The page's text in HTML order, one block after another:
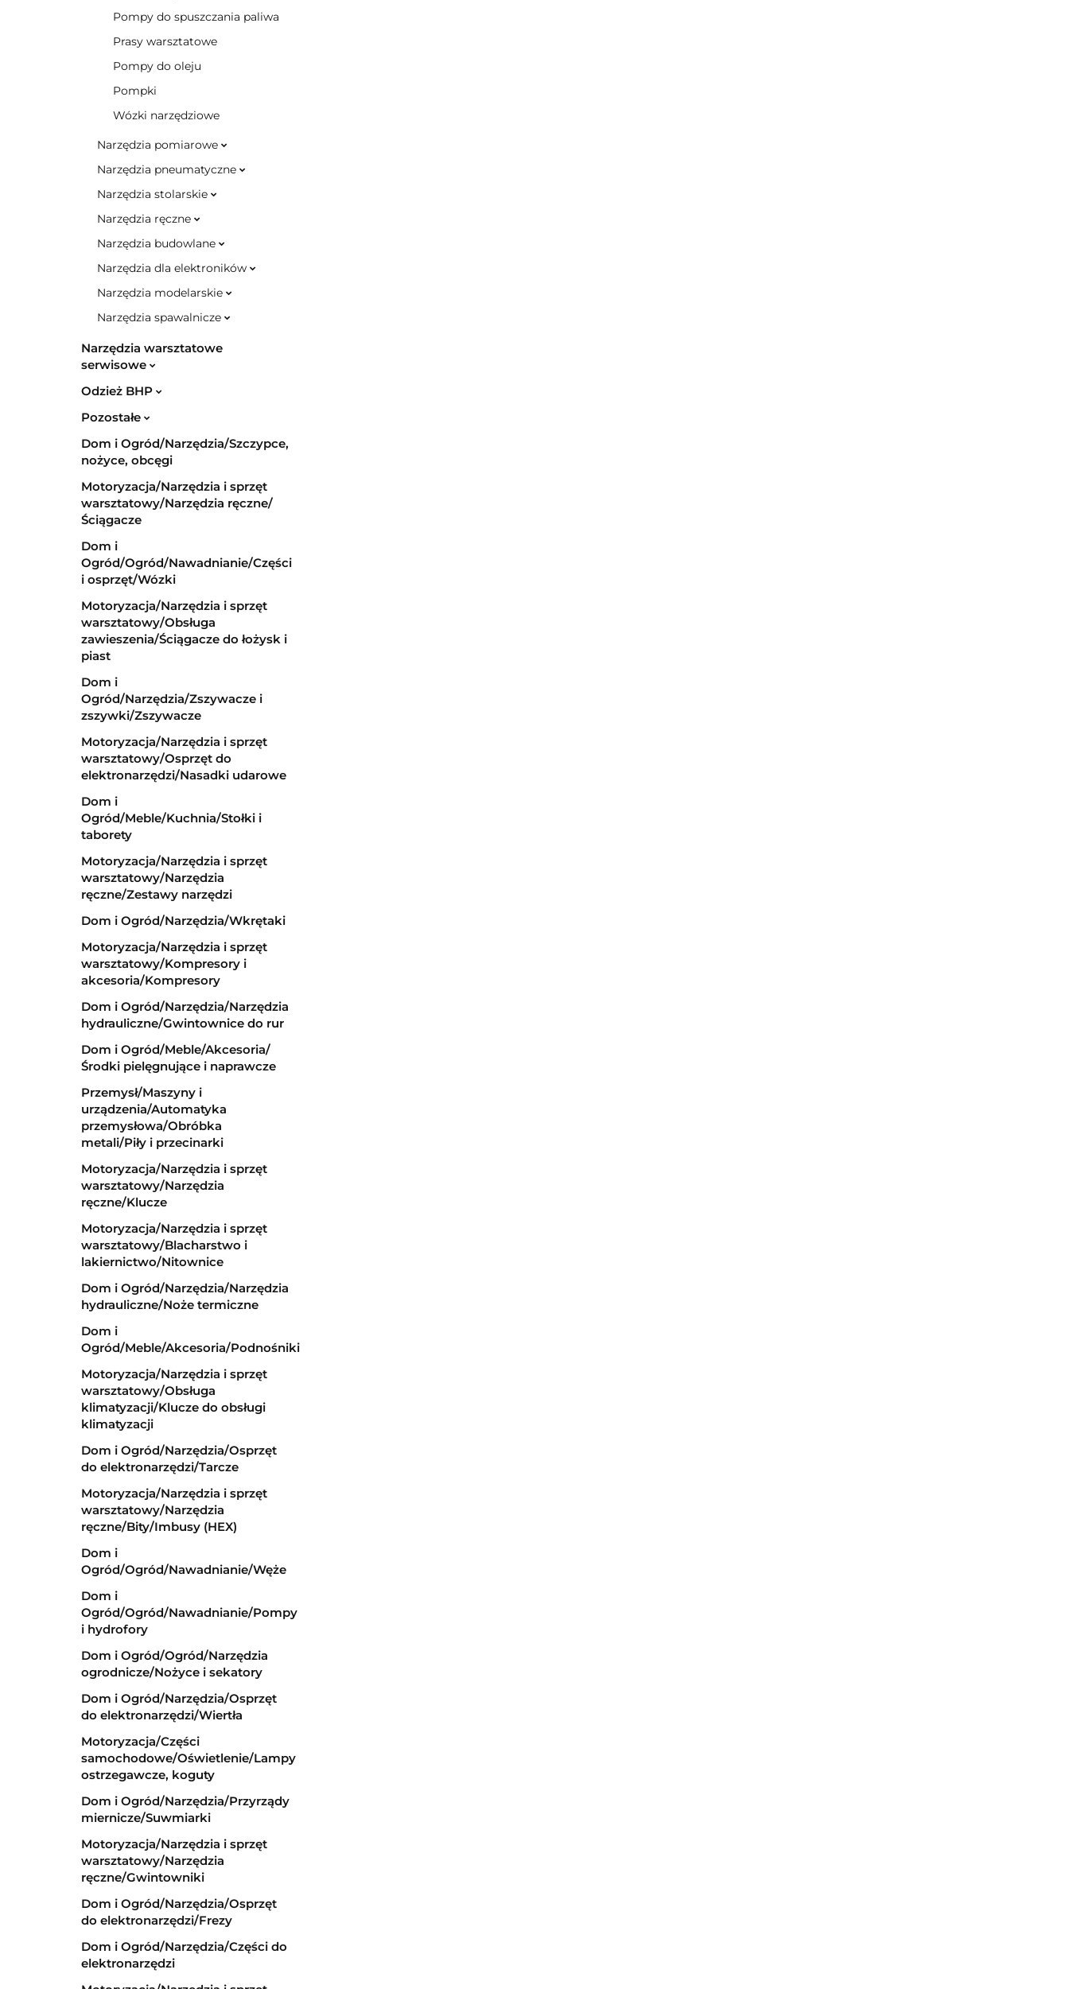
Pompy do spuszczania paliwa
Prasy warsztatowe
Pompy do oleju
Pompki
Wózki narzędziowe
Narzędzia pomiarowe
Narzędzia pneumatyczne
Narzędzia stolarskie
Narzędzia ręczne
Narzędzia budowlane
Narzędzia dla elektroników
Narzędzia modelarskie
Narzędzia spawalnicze
Narzędzia warsztatowe
serwisowe
Odzież BHP
Pozostałe
Dom i Ogród/Narzędzia/Szczypce,
nożyce, obcęgi
Motoryzacja/Narzędzia i sprzęt
warsztatowy/Narzędzia ręczne/
Ściągacze
Dom i
Ogród/Ogród/Nawadnianie/Części
i osprzęt/Wózki
Motoryzacja/Narzędzia i sprzęt
warsztatowy/Obsługa
zawieszenia/Ściągacze do łożysk i
piast
Dom i
Ogród/Narzędzia/Zszywacze i
zszywki/Zszywacze
Motoryzacja/Narzędzia i sprzęt
warsztatowy/Osprzęt do
elektronarzędzi/Nasadki udarowe
Dom i
Ogród/Meble/Kuchnia/Stołki i
taborety
Motoryzacja/Narzędzia i sprzęt
warsztatowy/Narzędzia
ręczne/Zestawy narzędzi
Dom i Ogród/Narzędzia/Wkrętaki
Motoryzacja/Narzędzia i sprzęt
warsztatowy/Kompresory i
akcesoria/Kompresory
Dom i Ogród/Narzędzia/Narzędzia
hydrauliczne/Gwintownice do rur
Dom i Ogród/Meble/Akcesoria/
Środki pielęgnujące i naprawcze
Przemysł/Maszyny i
urządzenia/Automatyka
przemysłowa/Obróbka
metali/Piły i przecinarki
Motoryzacja/Narzędzia i sprzęt
warsztatowy/Narzędzia
ręczne/Klucze
Motoryzacja/Narzędzia i sprzęt
warsztatowy/Blacharstwo i
lakiernictwo/Nitownice
Dom i Ogród/Narzędzia/Narzędzia
hydrauliczne/Noże termiczne
Dom i
Ogród/Meble/Akcesoria/Podnośniki
Motoryzacja/Narzędzia i sprzęt
warsztatowy/Obsługa
klimatyzacji/Klucze do obsługi
klimatyzacji
Dom i Ogród/Narzędzia/Osprzęt
do elektronarzędzi/Tarcze
Motoryzacja/Narzędzia i sprzęt
warsztatowy/Narzędzia
ręczne/Bity/Imbusy (HEX)
Dom i
Ogród/Ogród/Nawadnianie/Węże
Dom i
Ogród/Ogród/Nawadnianie/Pompy
i hydrofory
Dom i Ogród/Ogród/Narzędzia
ogrodnicze/Nożyce i sekatory
Dom i Ogród/Narzędzia/Osprzęt
do elektronarzędzi/Wiertła
Motoryzacja/Części
samochodowe/Oświetlenie/Lampy
ostrzegawcze, koguty
Dom i Ogród/Narzędzia/Przyrządy
miernicze/Suwmiarki
Motoryzacja/Narzędzia i sprzęt
warsztatowy/Narzędzia
ręczne/Gwintowniki
Dom i Ogród/Narzędzia/Osprzęt
do elektronarzędzi/Frezy
Dom i Ogród/Narzędzia/Części do
elektronarzędzi